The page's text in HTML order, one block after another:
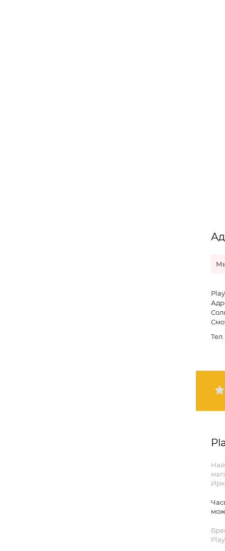
Тел.